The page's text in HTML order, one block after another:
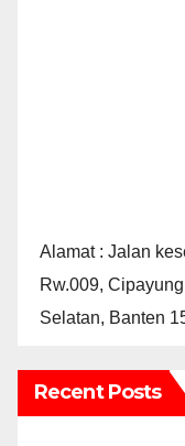
Alamat : Jalan
Rw.009,
Selatan, Banten
Recent Posts